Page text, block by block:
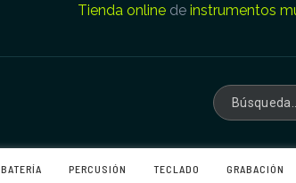
Tienda onlinede instrumentos
BATERÍA PERCUSIÓN TECLADO GRABACIÓN